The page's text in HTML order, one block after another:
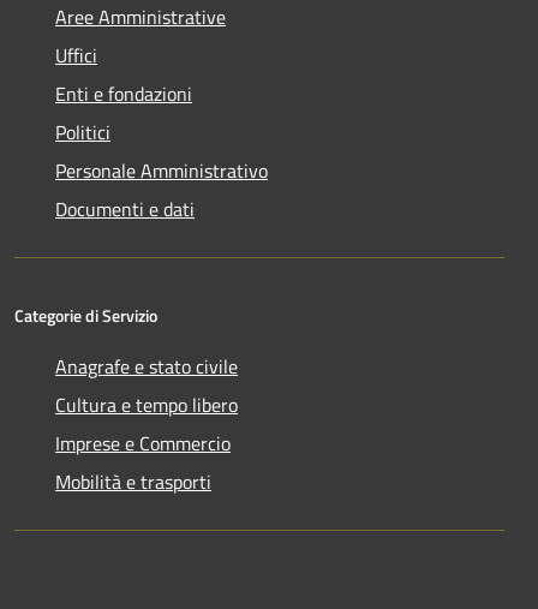
Aree Amministrative
Uffici
Enti e fondazioni
Politici
Personale Amministrativo
Documenti e dati
Categorie di Servizio
Anagrafe e stato civile
Cultura e tempo libero
Imprese e Commercio
Mobilità e trasporti